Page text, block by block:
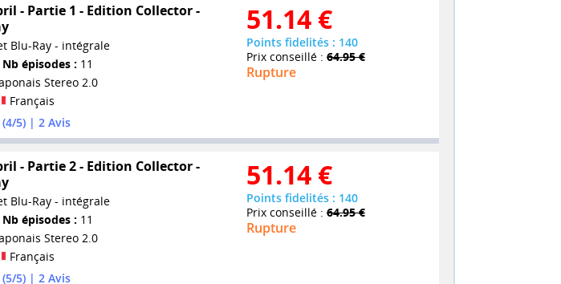
- Partie 1 - Edition Collector -
Blu-Ray - intégrale
Nb épisodes : 11
Stereo 2.0
Français
(4/5) | 2Avis
51.14 €
Points fidelités : 140
Prix conseillé : 64.95 €
Rupture
- Partie 2 - Edition Collector -
Blu-Ray - intégrale
Nb épisodes : 11
Stereo 2.0
Français
(5/5) | 2Avis
51.14 €
Points fidelités : 140
Prix conseillé : 64.95 €
Rupture